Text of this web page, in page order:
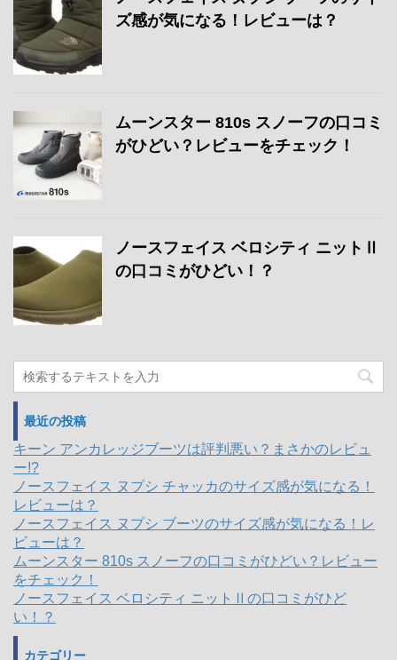
ズ感が気になる！レビューは？
ムーンスター 810s スノーフの口コミ
がひどい？レビューをチェック！
ノースフェイス ベロシティ ニットⅡ
の口コミがひどい！？
最近の投稿
キーン アンカレッジブーツは評判悪い？まさかのレビュ
ー!?
ノースフェイス ヌプシ チャッカのサイズ感が気になる！
レビューは？
ノースフェイス ヌプシ ブーツのサイズ感が気になる！レ
ビューは？
ムーンスター 810s スノーフの口コミがひどい？レビュー
をチェック！
ノースフェイス ベロシティ ニットⅡの口コミがひど
い！？
カテゴリー